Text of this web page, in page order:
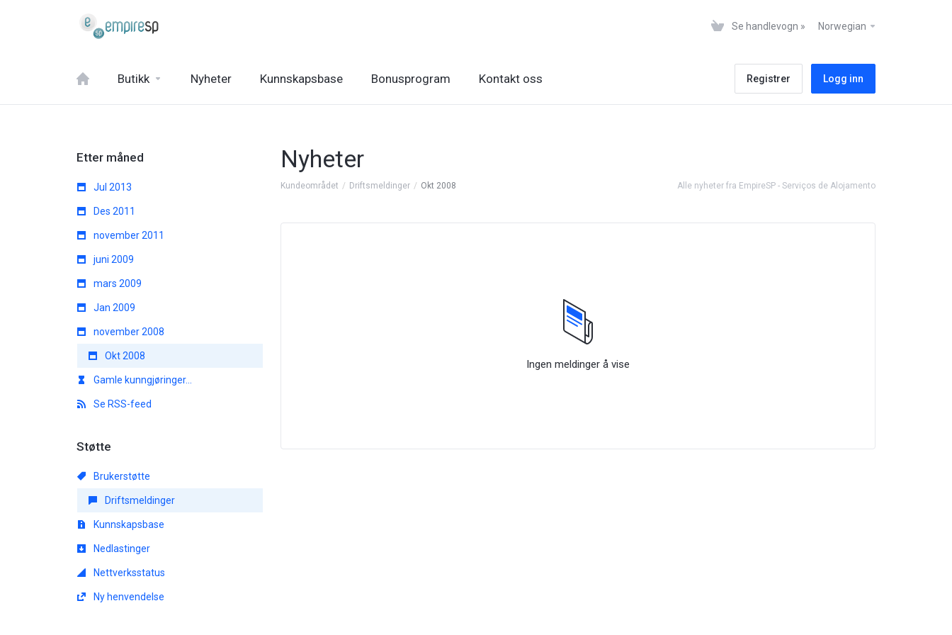
Se handlevogn » Norwegian
Butikk Nyheter Kunnskapsbase Bonusprogram Kontakt oss Registrer Logg inn
Nyheter
Kundeområdet Driftsmeldinger Okt 2008 Alle nyheter fra EmpireSP - Serviços de Alojamento
Etter måned
Jul 2013
Des 2011
november 2011
juni 2009
mars 2009
Jan 2009
november 2008
Okt 2008
Gamle kunngjøringer...
Se RSS-feed
Ingen meldinger å vise
Støtte
Brukerstøtte
Driftsmeldinger
Kunnskapsbase
Nedlastinger
Nettverksstatus
Ny henvendelse